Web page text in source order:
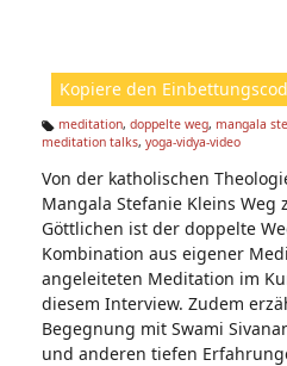
Kopiere den
Ta
s:
meditation, doppelte weg, mangala
meditation talks, yoga-vidya-video
Von der katholischen
Mangala Stefanie Kleins Weg
Göttlichen ist der doppelte
Kombination aus eigener
angeleiteten Meditation im
diesem Interview. Zudem
Begegnung mit Swami
und anderen tiefen